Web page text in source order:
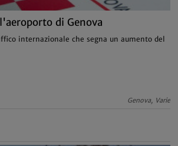
di Genova
internazionale che segna un aumento del
Genova, Varie